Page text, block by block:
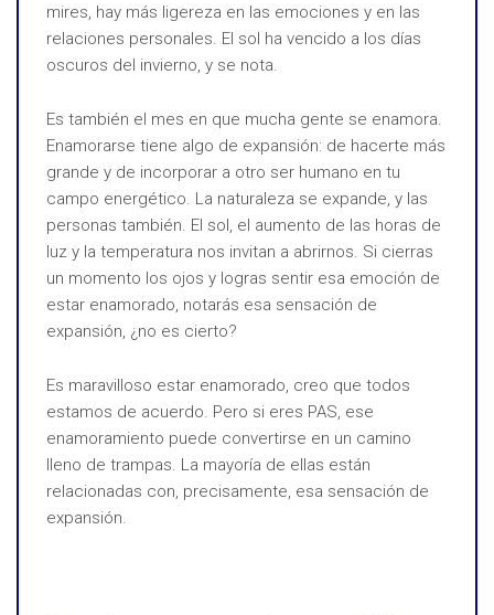
mires, hay más ligereza en las emociones y en las
relaciones personales. El sol ha vencido a los días
oscuros del invierno, y se nota.
Es también el mes en que mucha gente se enamora.
Enamorarse tiene algo de expansión: de hacerte más
grande y de incorporar a otro ser humano en tu
campo energético. La naturaleza se expande, y las
personas también. El sol, el aumento de las horas de
luz y la temperatura nos invitan a abrirnos. Si cierras
un momento los ojos y logras sentir esa emoción de
estar enamorado, notarás esa sensación de
expansión, ¿no es cierto?
Es maravilloso estar enamorado, creo que todos
estamos de acuerdo. Pero si eres PAS, ese
enamoramiento puede convertirse en un camino
lleno de trampas. La mayoría de ellas están
relacionadas con, precisamente, esa sensación de
expansión.